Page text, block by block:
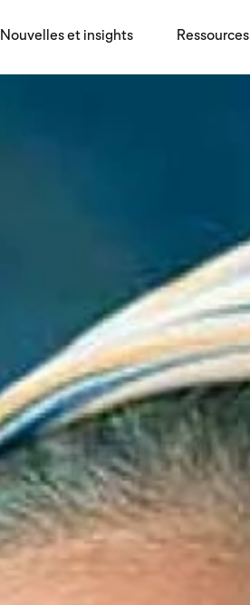
Nouvelles et insights Ressources